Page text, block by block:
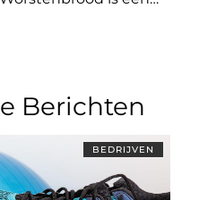
Berichten
BEDRIJVEN